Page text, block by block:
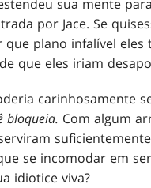
sua mente
por Jace. Se
plano infalível eles
que eles iriam
carinhosamente
bloqueia. Com algum
se incomodar em
idiotice viva?